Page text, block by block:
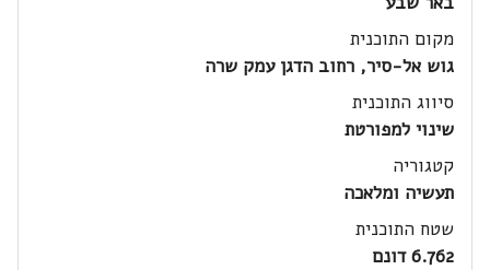
מקום התוכנית
גוש אל-סיר, רחוב הדגן עמק שרה
סיווג התוכנית
שינוי למפורטת
קטגוריה
תעשיה ומלאכה
שטח התוכנית
6.762 דונם